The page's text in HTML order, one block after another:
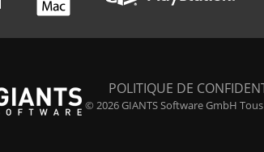
POLITIQUE DE
© 2026 GIANTS Software GmbH